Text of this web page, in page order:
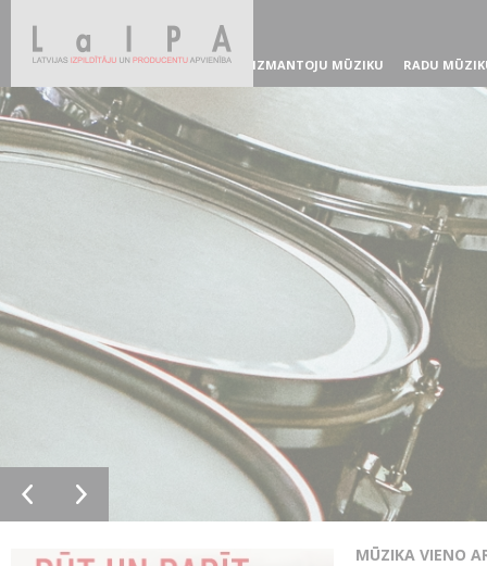
IZMANTOJU MŪZIKU RADU
MŪZIKA VIENO